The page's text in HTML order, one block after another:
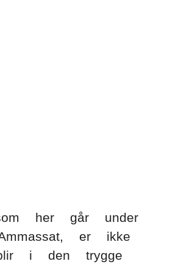
her går under
er ikke
i den trygge